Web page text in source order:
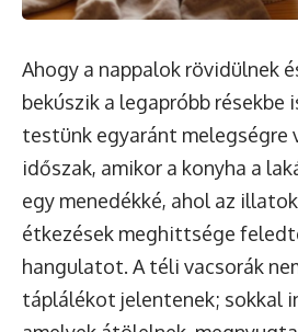
Ahogy a nappalok rövidülnek
bekúszik a legapróbb résekbe
testünk egyaránt melegségre
időszak, amikor a konyha a
egy menedékké, ahol az
étkezések meghittsége
hangulatot. A téli vacsorák
táplálékot jelentenek; sokkal